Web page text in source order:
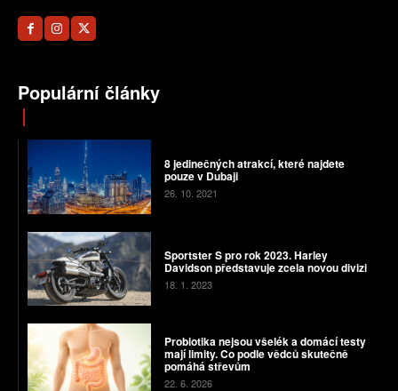
Populární články
8 jedinečných atrakcí, které najdete
pouze v Dubaji
26. 10. 2021
Sportster S pro rok 2023. Harley
Davidson představuje zcela novou divizi
18. 1. 2023
Probiotika nejsou všelék a domácí testy
mají limity. Co podle vědců skutečně
pomáhá střevům
22. 6. 2026